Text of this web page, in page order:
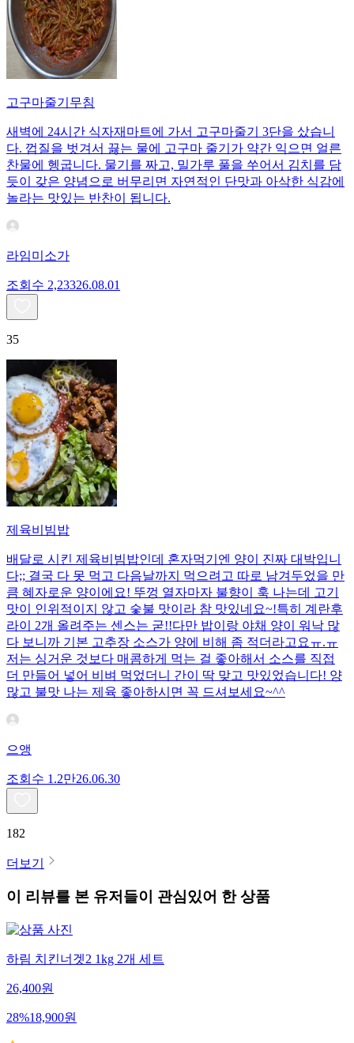
고구마줄기무침
새벽에 24시간 식자재마트에 가서 고구마줄기 3단을 샀습니
다. 껍질을 벗겨서 끓는 물에 고구마 줄기가 약간 익으면 얼른
찬물에 헹굽니다. 물기를 짜고, 밀가루 풀을 쑤어서 김치를 담
듯이 갖은 양념으로 버무리면 자연적인 단맛과 아삭한 식감에
놀라는 맛있는 반찬이 됩니다.
라임미소가
조회수 2,23326.08.01
35
제육비빔밥
배달로 시킨 제육비빔밥인데 혼자먹기엔 양이 진짜 대박입니
다;; 결국 다 못 먹고 다음날까지 먹으려고 따로 남겨두었을 만
큼 혜자로운 양이에요! 뚜껑 열자마자 불향이 훅 나는데 고기
맛이 인위적이지 않고 숯불 맛이라 참 맛있네요~!특히 계란후
라이 2개 올려주는 센스는 굳!! ​다만 밥이랑 야채 양이 워낙 많
다 보니까 기본 고추장 소스가 양에 비해 좀 적더라고요ㅠ.ㅠ
저는 싱거운 것보다 매콤하게 먹는 걸 좋아해서 소스를 직접
더 만들어 넣어 비벼 먹었더니 간이 딱 맞고 맛있었습니다! 양
많고 불맛 나는 제육 좋아하시면 꼭 드셔보세요~^^
으앵
조회수 1.2만26.06.30
182
더보기
이 리뷰를 본 유저들이 관심있어 한 상품
하림 치킨너겟2 1kg 2개 세트
26,400원
28%18,900원